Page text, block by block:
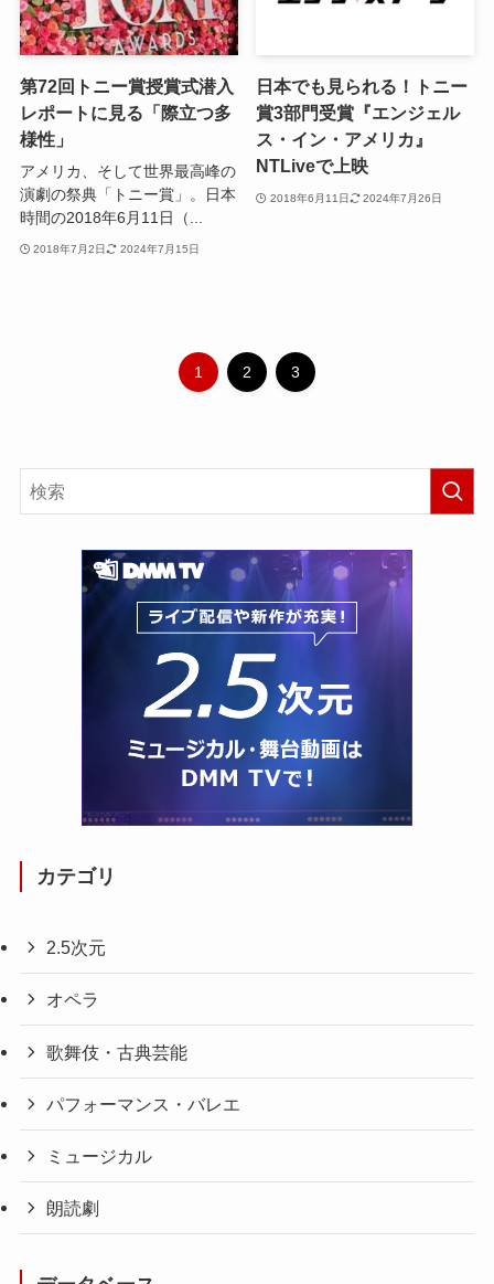
第72回トニー賞授賞式潜入
レポートに見る「際立つ多
様性」
アメリカ、そして世界最高峰の
演劇の祭典「トニー賞」。日本
時間の2018年6月11日（...
2018年7月2日 2024年7月15日
日本でも見られる！トニー
賞3部門受賞『エンジェル
ス・イン・アメリカ』
NTLiveで上映
2018年6月11日 2024年7月26日
1 2 3
カテゴリ
2.5次元
オペラ
歌舞伎・古典芸能
パフォーマンス・バレエ
ミュージカル
朗読劇